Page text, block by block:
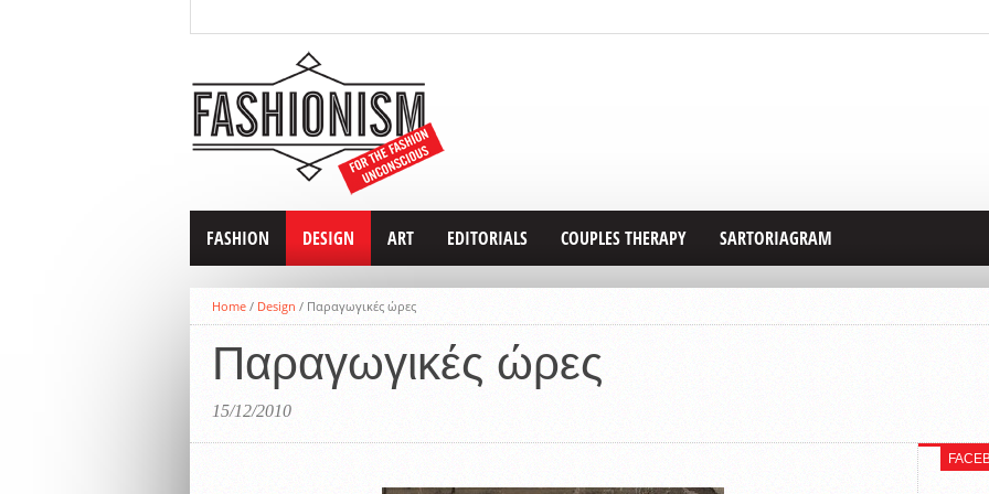
FASHION DESIGN ART EDITORIALS COUPLES THERAPY SARTORIAGRAM
Home / Design / Παραγωγικές ώρες
Παραγωγικές ώρες
15/12/2010